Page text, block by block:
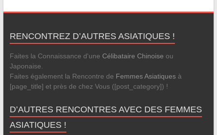
RENCONTREZ D’AUTRES ASIATIQUES !
Faites la Connaissance d'une Célibataire Chinoise ou
Japonaise.
Faites également la Rencontre de Femmes Asiatiquesà
[page_title] et près de chez Vous ([post_category]) !
D’AUTRES RENCONTRES AVEC DES FEMMES
ASIATIQUES !